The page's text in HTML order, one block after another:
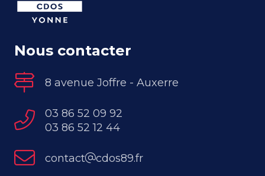
Nous contacter
8 avenue Joffre - Auxerre
03 86 52 09 92
03 86 52 12 44
contact cdos89.fr